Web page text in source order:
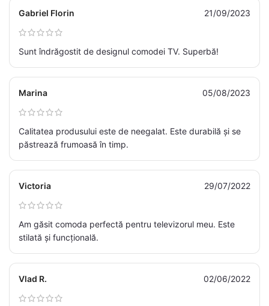
Gabriel Florin 21/09/2023
Sunt îndrăgostit de designul comodei TV. Superbă!
Marina 05/08/2023
Calitatea produsului este de neegalat. Este durabilă și se
păstrează frumoasă în timp.
Victoria 29/07/2022
Am găsit comoda perfectă pentru televizorul meu. Este
stilată și funcțională.
Vlad R. 02/06/2022